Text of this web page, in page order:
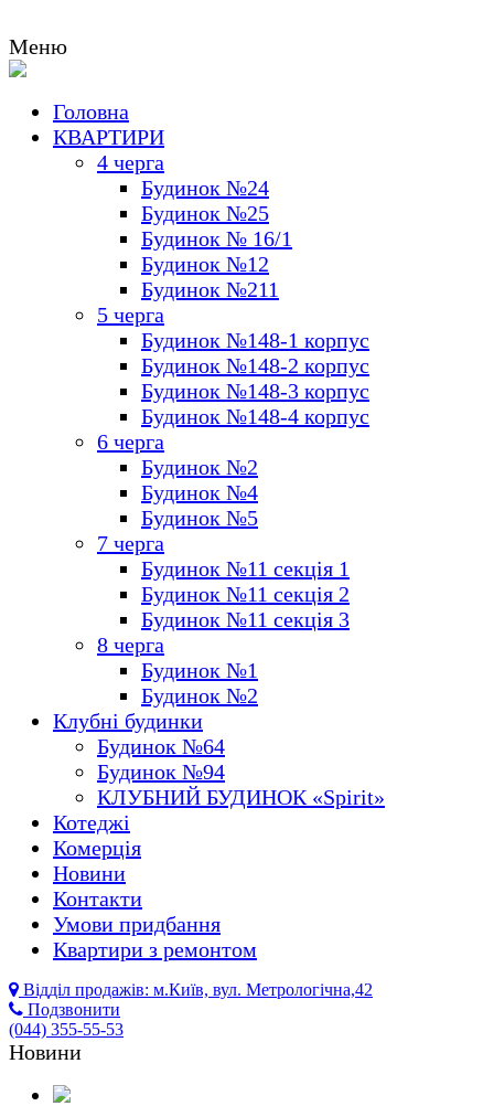
Меню
Головна
КВАРТИРИ
4 черга
Будинок №24
Будинок №25
Будинок № 16/1
Будинок №12
Будинок №211
5 черга
Будинок №148-1 корпус
Будинок №148-2 корпус
Будинок №148-3 корпус
Будинок №148-4 корпус
6 черга
Будинок №2
Будинок №4
Будинок №5
7 черга
Будинок №11 секція 1
Будинок №11 секція 2
Будинок №11 секція 3
8 черга
Будинок №1
Будинок №2
Клубні будинки
Будинок №64
Будинок №94
КЛУБНИЙ БУДИНОК «Spirit»
Котеджі
Комерція
Новини
Контакти
Умови придбання
Квартири з ремонтом
Відділ продажів: м.Київ, вул. Метрологічна,42
Подзвонити
(044) 355-55-53
Новини